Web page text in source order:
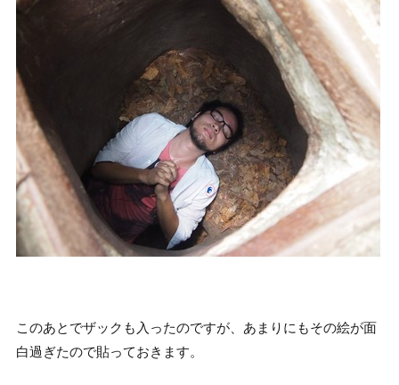
このあとでザックも入ったのですが、あまりにもその絵が面
白過ぎたので貼っておきます。